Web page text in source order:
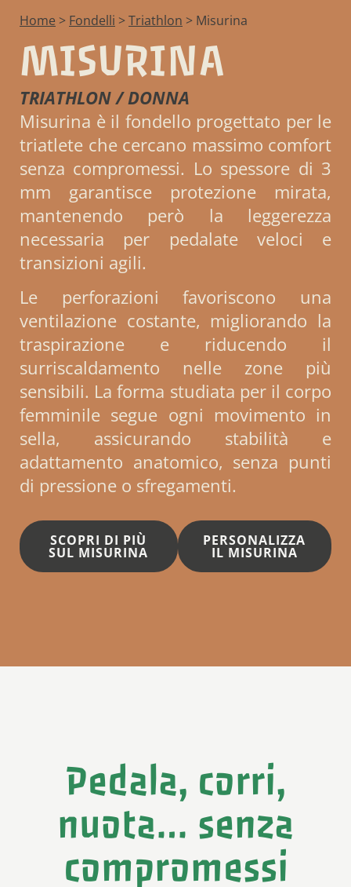
Home > Fondelli >Triathlon > Misurina
MISURINA
TRIATHLON / DONNA
Misurina è il fondello progettato per le
triatlete che cercano massimo comfort
senza compromessi. Lo spessore di 3
mm garantisce protezione mirata,
mantenendo però la leggerezza
necessaria per pedalate veloci e
transizioni agili.
Le perforazioni favoriscono una
ventilazione costante, migliorando la
traspirazione e riducendo il
surriscaldamento nelle zone più
sensibili. La forma studiata per il corpo
femminile segue ogni movimento in
sella, assicurando stabilità e
adattamento anatomico, senza punti
di pressione o sfregamenti.
SCOPRI DI PIÙ
SUL MISURINA
PERSONALIZZA
IL MISURINA
Pedala, corri,
nuota… senza
compromessi